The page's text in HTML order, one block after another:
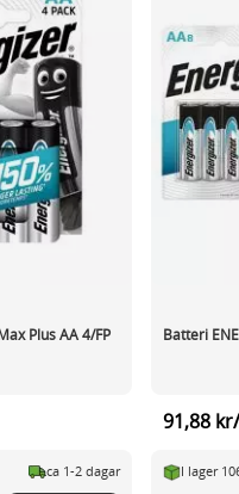
Plus AA 4/FP
ca 1-2 dagar
Batteri
91,88
I lager